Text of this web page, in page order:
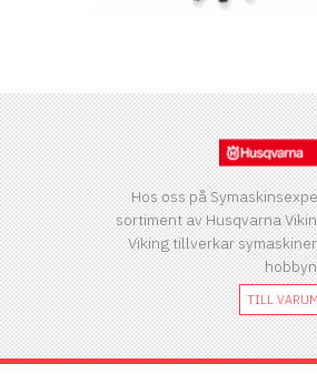
Hos oss på
sortiment av Husqvarna
Viking tillverkar
TILL